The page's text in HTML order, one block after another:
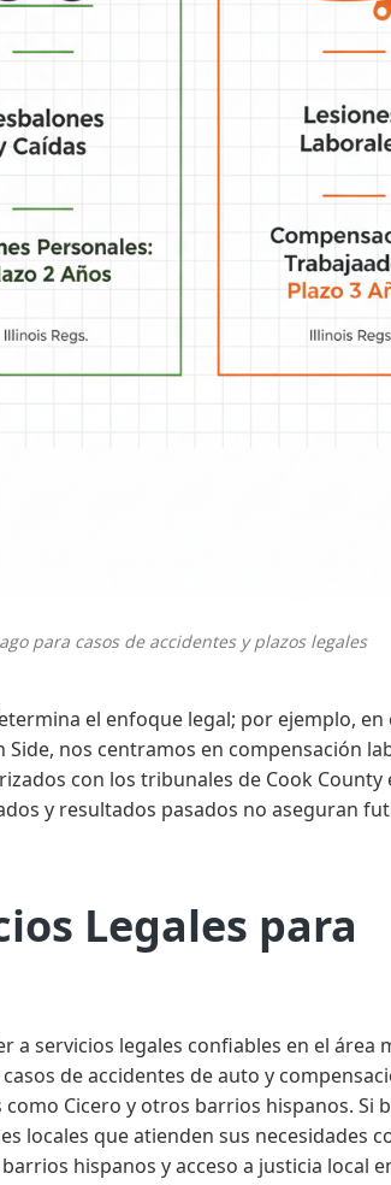
para casos de accidentes y plazos legales
el enfoque legal; por ejemplo,
nos centramos en compensación
con los tribunales de Cook County
y resultados pasados no aseguran
Legales para
a servicios legales confiables en el área
de accidentes de auto y
Cicero y otros barrios hispanos. Si
locales que atienden sus necesidades
hispanos y acceso a justicia local